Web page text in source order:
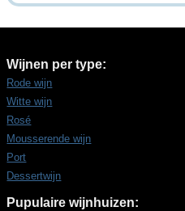
Wijnen per type:
Rode wijn
Witte wijn
Rosé
Mousserende wijn
Port
Dessertwijn
Pupulaire wijnhuizen: